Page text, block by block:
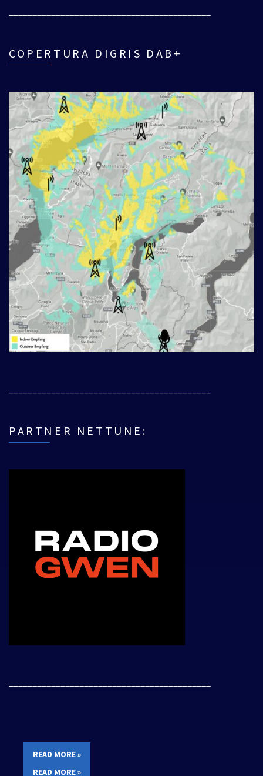
COPERTURA DIGRIS DAB+
PARTNER NETTUNE:
READ MORE »
READ MORE »